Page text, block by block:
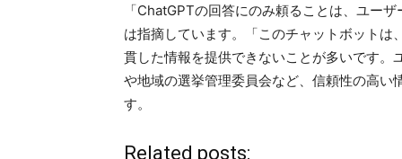
「ChatGPTの回答にのみ頼ることは、ユー
は指摘しています。「このチャットボット
貫した情報を提供できないことが多いです
や地域の選挙管理委員会など、信頼性の高
す。
Related posts: